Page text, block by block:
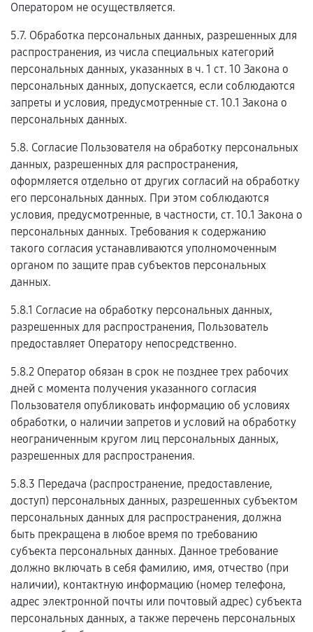
Оператором не осуществляется.
5.7. Обработка персональных данных, разрешенных для
распространения, из числа специальных категорий
персональных данных, указанных в ч. 1 ст. 10 Закона о
персональных данных, допускается, если соблюдаются
запреты и условия, предусмотренные ст. 10.1 Закона о
персональных данных.
5.8. Согласие Пользователя на обработку персональных
данных, разрешенных для распространения,
оформляется отдельно от других согласий на обработку
его персональных данных. При этом соблюдаются
условия, предусмотренные, в частности, ст. 10.1 Закона о
персональных данных. Требования к содержанию
такого согласия устанавливаются уполномоченным
органом по защите прав субъектов персональных
данных.
5.8.1 Согласие на обработку персональных данных,
разрешенных для распространения, Пользователь
предоставляет Оператору непосредственно.
5.8.2 Оператор обязан в срок не позднее трех рабочих
дней с момента получения указанного согласия
Пользователя опубликовать информацию об условиях
обработки, о наличии запретов и условий на обработку
неограниченным кругом лиц персональных данных,
разрешенных для распространения.
5.8.3 Передача (распространение, предоставление,
доступ) персональных данных, разрешенных субъектом
персональных данных для распространения, должна
быть прекращена в любое время по требованию
субъекта персональных данных. Данное требование
должно включать в себя фамилию, имя, отчество (при
наличии), контактную информацию (номер телефона,
адрес электронной почты или почтовый адрес) субъекта
персональных данных, а также перечень персональных